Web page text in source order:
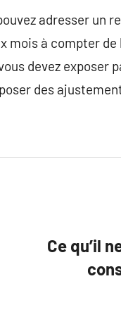
adresser un
mois à compter
devez exposer
des
Ce qu’il